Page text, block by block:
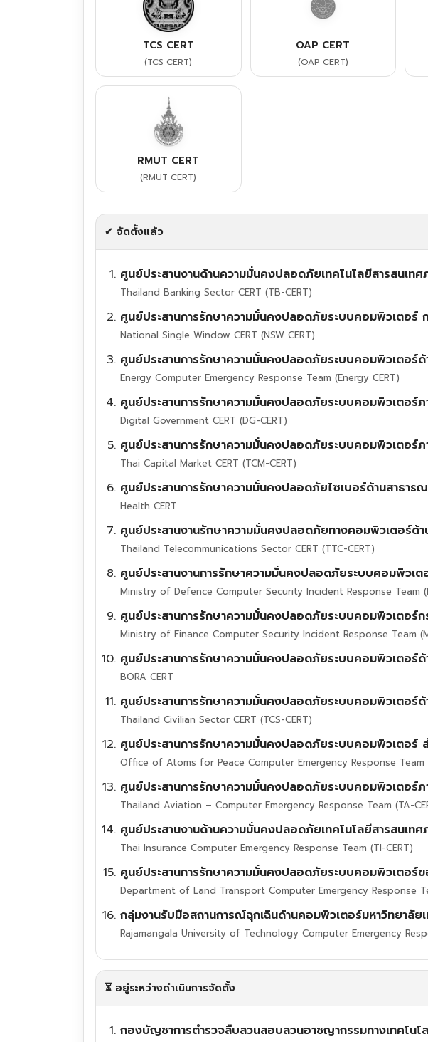
Search
for:
TCS CERT
(TCS CERT)
OAP CERT
(OAP CERT)
RMUT CERT
(RMUT CERT)
✔ จัดตั้งแล้ว
ศูนย์ประสานงานด้านความมั่นคงปลอดภัยเทคโนโลยีสารสนเทศ
Thailand Banking Sector CERT (TB-CERT)
ศูนย์ประสานการรักษาความมั่นคงปลอดภัยระบบคอมพิวเตอร์
National Single Window CERT (NSW CERT)
ศูนย์ประสานการรักษาความมั่นคงปลอดภัยระบบคอมพิวเตอร์
Energy Computer Emergency Response Team (Energy CERT)
ศูนย์ประสานการรักษาความมั่นคงปลอดภัยระบบคอมพิวเตอร์
Digital Government CERT (DG-CERT)
ศูนย์ประสานการรักษาความมั่นคงปลอดภัยระบบคอมพิวเตอร์
Thai Capital Market CERT (TCM-CERT)
ศูนย์ประสานการรักษาความมั่นคงปลอดภัยไซเบอร์ด้านสาธาร
Health CERT
ศูนย์ประสานงานรักษาความมั่นคงปลอดภัยทางคอมพิวเตอร์ด้า
Thailand Telecommunications Sector CERT (TTC-CERT)
ศูนย์ประสานงานการรักษาความมั่นคงปลอดภัยระบบคอมพิวเต
Ministry of Defence Computer Security Incident Response Team
ศูนย์ประสานการรักษาความมั่นคงปลอดภัยระบบคอมพิวเตอร์ก
Ministry of Finance Computer Security Incident Response Team
ศูนย์ประสานการรักษาความมั่นคงปลอดภัยระบบคอมพิวเตอร์
BORA CERT
ศูนย์ประสานการรักษาความมั่นคงปลอดภัยระบบคอมพิวเตอร์
Thailand Civilian Sector CERT (TCS-CERT)
ศูนย์ประสานการรักษาความมั่นคงปลอดภัยระบบคอมพิวเตอร์
Office of Atoms for Peace Computer Emergency Response Team
ศูนย์ประสานการรักษาความมั่นคงปลอดภัยระบบคอมพิวเตอร์ภ
Thailand Aviation – Computer Emergency Response Team (TA-
ศูนย์ประสานงานด้านความมั่นคงปลอดภัยเทคโนโลยีสารสนเท
Thai Insurance Computer Emergency Response Team (TI-CERT)
ศูนย์ประสานการรักษาความมั่นคงปลอดภัยระบบคอมพิวเตอร์
Department of Land Transport Computer Emergency Response
กลุ่มงานรับมือสถานการณ์ฉุกเฉินด้านคอมพิวเตอร์มหาวิทยาลัย
Rajamangala University of Technology Computer Emergency
⏳ อยู่ระหว่างดำเนินการจัดตั้ง
กองบัญชาการตำรวจสืบสวนสอบสวนอาชญากรรมทางเทคโนโ